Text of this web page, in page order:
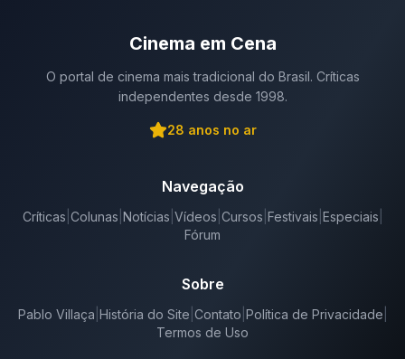
Cinema em Cena
O portal de cinema mais tradicional do Brasil. Críticas
independentes desde 1998.
28 anos no ar
Navegação
Críticas Colunas Notícias Vídeos Cursos Festivais Especiais
Fórum
Sobre
Pablo Villaça História do Site Contato Política de Privacidade
Termos de Uso